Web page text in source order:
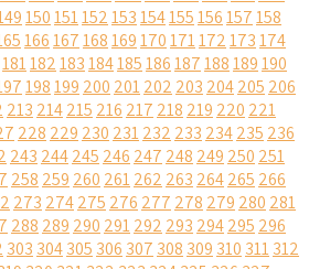
150151152153154155156157158
166167168169170171172173174
181182183184185186187188189190
198199 200 201202 203 204205 206
213 214215 216 217 218 219 220 221
228 229 230 231232 233 234235 236
243 244245 246 247 248 249 250 251
258 259 260 261262 263 264265 266
273 274275 276 277 278 279 280 281
288 289 290 291292 293 294295 296
303 304305 306 307 308 309 310 311312